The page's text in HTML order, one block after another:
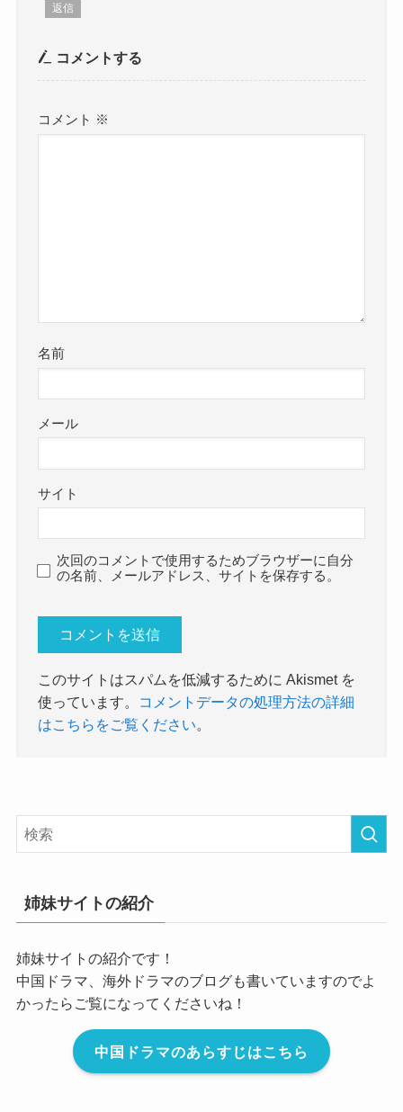
返信
コメントする
コメント ※
名前
メール
サイト
次回のコメントで使用するためブラウザーに自分
の名前、メールアドレス、サイトを保存する。
このサイトはスパムを低減するために Akismet を
使っています。
コメントデータの処理方法の詳細
はこちらをご覧ください。
姉妹サイトの紹介
姉妹サイトの紹介です！
中国ドラマ、海外ドラマのブログも書いていますのでよ
かったらご覧になってくださいね！
中国ドラマのあらすじはこちら